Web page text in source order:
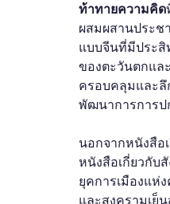
ท้าทายความคิด
ผสมผสานประช
แบบจีนที่มีประ
ของตะวันตกแล
ครอบคลุมและลึ
พัฒนาการการ
นอกจากหนังสือ
หนังสือเกี่ยวกับ
ยุคการเมืองแห่
และสงครามเย็